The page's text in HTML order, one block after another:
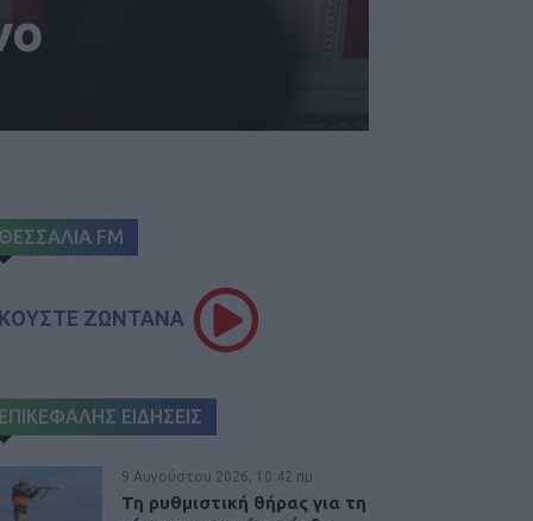
ΘΕΣΣΑΛΙΑ FM
ΖΩΝΤΑΝΑ
ΕΠΙΚΕΦΑΛΗΣ ΕΙΔΗΣΕΙΣ
9 Αυγούστου 2026, 10:42 πμ
Τη ρυθμιστική θήρας για τη